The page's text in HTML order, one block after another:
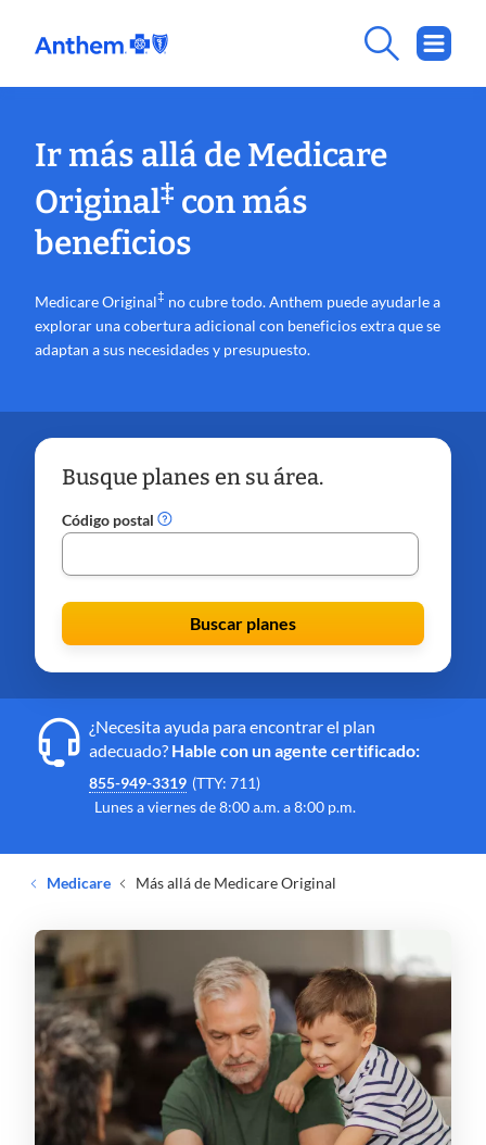
Ir más allá de Medicare
Original‡ con más
beneficios
Medicare Original‡ no cubre todo. Anthem puede ayudarle a
explorar una cobertura adicional con beneficios extra que se
adaptan a sus necesidades y presupuesto.
Busque planes en su área.
Código postal
Buscar planes
¿Necesita ayuda para encontrar el plan
adecuado? Hable con un agente certificado:
855-949-3319 (TTY: 711)
Lunes a viernes de 8:00 a.m. a 8:00 p.m.
Medicare Más allá de Medicare Original